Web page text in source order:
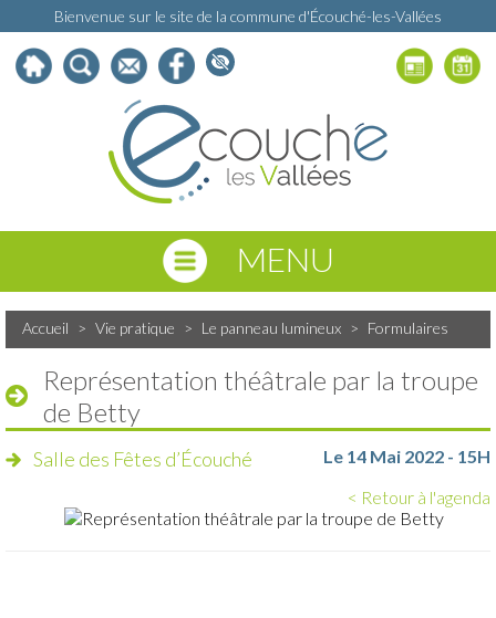
Bienvenue sur le site de la commune d'Écouché-les-Vallées
MENU
Accueil > Vie pratique > Le panneau lumineux > Formulaires
Représentation théâtrale par la troupe
de Betty
Salle des Fêtes d’Écouché
Le 14 Mai 2022 - 15H
< Retour à l'agenda